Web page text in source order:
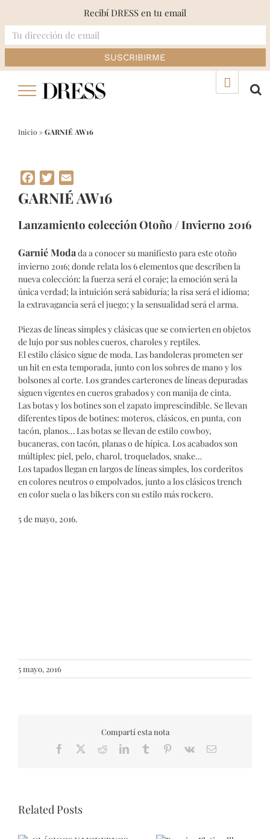
Inicio »GARNIÉ AW16
Facebook
Twitter
GARNIÉ AW16
Lanzamiento colección Otoño / Invierno 2016
Garnié Moda da a conocer su manifiesto para este otoño
invierno 2016; donde relata los 6 elementos que describen la
nueva colección: la fuerza será el coraje; la emoción será la
única verdad; la intuición será sabiduría; la risa será el idioma;
la extravagancia será el juego; y la sensualidad será el arma.
Piezas de líneas simples y clásicas que se convierten en objetos
de lujo por sus nobles cueros, charoles y reptiles.
El estilo clásico sigue de moda. Las bandoleras prometen ser
un hit en esta temporada, junto con los sobres de mano y los
bolsones al corte. Los grandes carterones de líneas depuradas
siguen vigentes en cueros grabados y con manija de cinta.
Las botas y los botines son el zapato imprescindible. Se llevan
diferentes tipos de botines: moteros, clásicos, en punta, con
tacón, planos… Las botas se llevan de estilo cowboy,
bucaneras, con tacón, planas o de hípica. Los acabados son
múltiples: piel, pelo, charol, troquelados, snake…
Los tapados llegan en largos de líneas simples, los corderitos
en colores neutros o empolvados, junto a los clásicos trench
en color suela o las bikers con su estilo más rockero.
5 de mayo, 2016.
5 mayo, 2016
Compartí esta nota
Facebook RedditLinkedInTumblr Pinterest
Vk Email
Related Posts
Recibí DRESS en tu email